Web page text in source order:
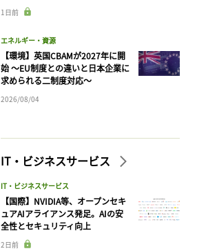
1日前
エネルギー・資源
【環境】英国CBAMが2027年に開
始 〜EU制度との違いと日本企業に
求められる二制度対応〜
2026/08/04
IT・ビジネスサービス
IT・ビジネスサービス
【国際】NVIDIA等、オープンセキ
ュアAIアライアンス発足。AIの安
全性とセキュリティ向上
2日前
記事をお気に入
ログイン